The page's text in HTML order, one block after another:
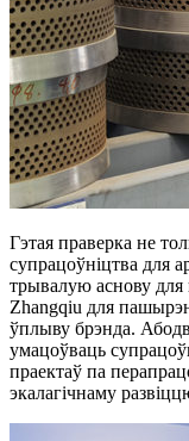
Гэтая праверка не
супрацоўніцтва для
трывалую аснову для
Zhangqiu для
ўплыву брэнда.
умацоўваць
праектаў па
экалагічнаму